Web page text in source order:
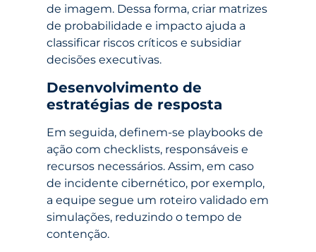
de imagem. Dessa forma, criar matrizes
de probabilidade e impacto ajuda a
classificar riscos críticos e subsidiar
decisões executivas.
Desenvolvimento de
estratégias de resposta
Em seguida, definem-se playbooks de
ação com checklists, responsáveis e
recursos necessários. Assim, em caso
de incidente cibernético, por exemplo,
a equipe segue um roteiro validado em
simulações, reduzindo o tempo de
contenção.